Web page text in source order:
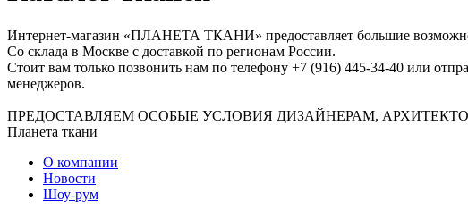
Интернет-магазин «ПЛАНЕТА ТКАНИ» предоставляет большие
Со склада в Москве с доставкой по регионам России.
Стоит вам только позвонить нам по телефону +7 (916) 445-34-40 или
менеджеров.
ПРЕДОСТАВЛЯЕМ ОСОБЫЕ УСЛОВИЯ ДИЗАЙНЕРАМ,
Планета ткани
О компании
Новости
Шоу-рум